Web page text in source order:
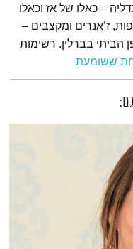
– כאלו של אז וכאלו
ז’אנרים ומקצבים –
הביתי בברלין. רשימות
ששומעת